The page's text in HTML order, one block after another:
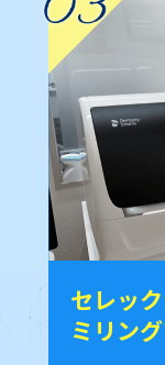
セレッ
ミリン